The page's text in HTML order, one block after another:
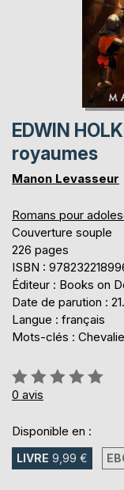
EDWIN
royaumes
Manon Levasseur
Romans pour
Couverture souple
226 pages
ISBN :
Éditeur : Books on
Date de parution :
Langue : français
Mots-clés :
Évaluation:
0%
0 avis
Disponible en :
LIVRE 9,99 €